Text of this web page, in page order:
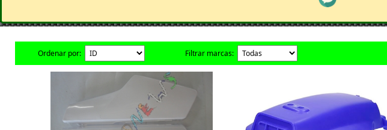
Ordenar por: Filtrar marcas: